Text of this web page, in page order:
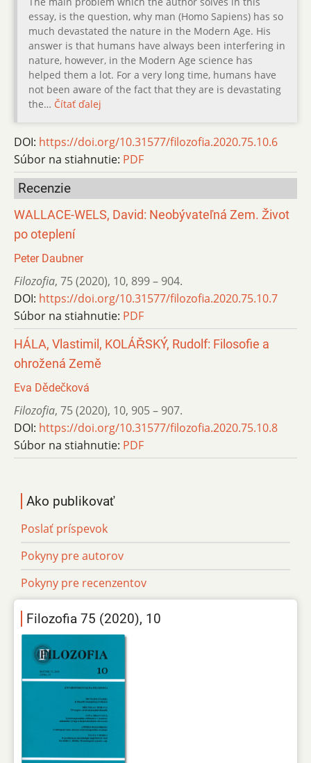
essay, is the question, why man (Homo Sapiens) has so
much devastated the nature in the Modern Age. His
answer is that humans have always been interfering in
nature, however, in the Modern Age science has
helped them a lot. For a very long time, humans have
not been aware of the fact that they are is devastating
the… Čítať ďalej
DOI: https://doi.org/10.31577/filozofia.2020.75.10.6
Súbor na stiahnutie: PDF
Recenzie
WALLACE-WELS, David: Neobývateľná Zem. Život
po oteplení
Peter Daubner
Filozofia, 75 (2020), 10, 899 – 904.
DOI: https://doi.org/10.31577/filozofia.2020.75.10.7
Súbor na stiahnutie: PDF
HÁLA, Vlastimil, KOLÁŘSKÝ, Rudolf: Filosofie a
ohrožená Země
Eva Dědečková
Filozofia, 75 (2020), 10, 905 – 907.
DOI: https://doi.org/10.31577/filozofia.2020.75.10.8
Súbor na stiahnutie: PDF
Ako publikovať
Poslať príspevok
Pokyny pre autorov
Pokyny pre recenzentov
Filozofia 75 (2020), 10